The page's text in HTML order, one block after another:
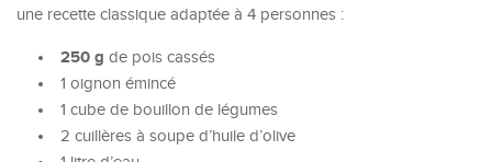
une recette classique adaptée à 4 personnes :
250 g de pois cassés
1 oignon émincé
1 cube de bouillon de légumes
2 cuillères à soupe d’huile d’olive